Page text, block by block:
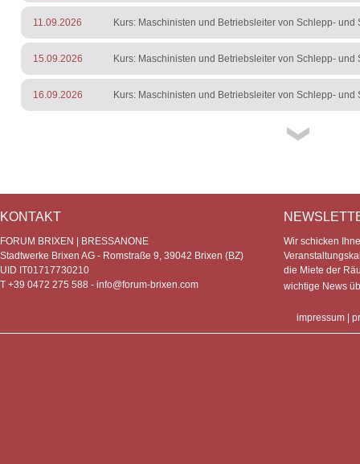
11.09.2026 Kurs: Maschinisten und Betriebsleiter von Schlepp- und
15.09.2026 Kurs: Maschinisten und Betriebsleiter von Schlepp- und
16.09.2026 Kurs: Maschinisten und Betriebsleiter von Schlepp- und
KONTAKT
FORUM BRIXEN | BRESSANONE
Stadtwerke Brixen AG - Romstraße 9, 39042 Brixen (BZ)
UID IT01717730210
T +39 0472 275 588 - info@forum-brixen.com
Wir schicken
die Miete der
wichtige News
impressum